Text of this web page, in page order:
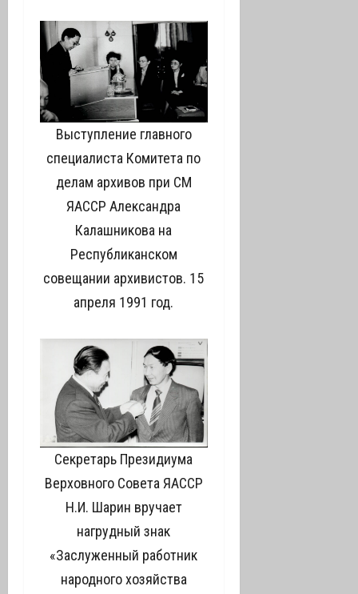
Выступление главного
специалиста Комитета по
делам архивов при СМ
ЯАССР Александра
Калашникова на
Республиканском
совещании архивистов. 15
апреля 1991 год.
Секретарь Президиума
Верховного Совета ЯАССР
Н.И. Шарин вручает
нагрудный знак
«Заслуженный работник
народного хозяйства